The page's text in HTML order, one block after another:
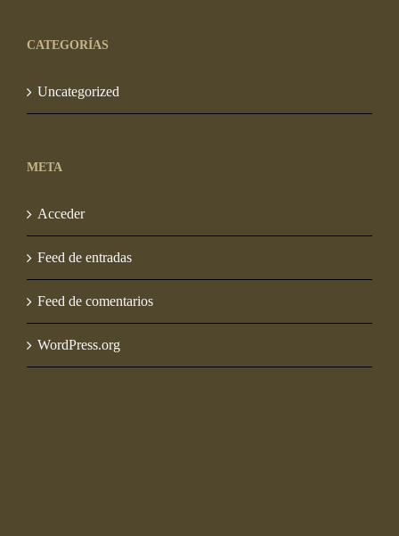
CATEGORÍAS
Uncategorized
META
Acceder
Feed de entradas
Feed de comentarios
WordPress.org